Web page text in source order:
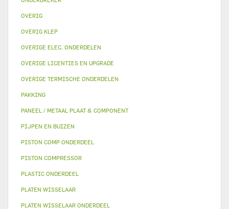
OVERIG
OVERIG KLEP
OVERIGE ELEC. ONDERDELEN
OVERIGE LICENTIES EN UPGRADE
OVERIGE TERMISCHE ONDERDELEN
PAKKING
PANEEL / METAAL PLAAT & COMPONENT
PIJPEN EN BUIZEN
PISTON COMP ONDERDEEL
PISTON COMPRESSOR
PLASTIC ONDERDEEL
PLATEN WISSELAAR
PLATEN WISSELAAR ONDERDEEL